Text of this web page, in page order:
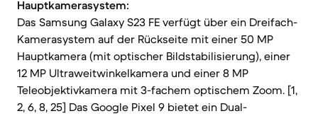
Hauptkamerasystem:
Das Samsung Galaxy S23 FE verfügt über ein Dreifach-
Kamerasystem auf der Rückseite mit einer 50 MP
Hauptkamera (mit optischer Bildstabilisierung), einer
12 MP Ultraweitwinkelkamera und einer 8 MP
Teleobjektivkamera mit 3-fachem optischem Zoom. [1,
2, 6, 8, 25] Das Google Pixel 9 bietet ein Dual-